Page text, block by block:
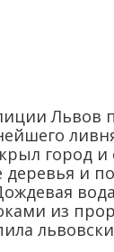
Львов
город и
деревья и
вода
из